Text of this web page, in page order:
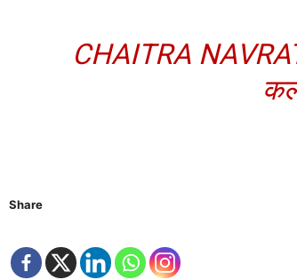
CHAITRA
Share